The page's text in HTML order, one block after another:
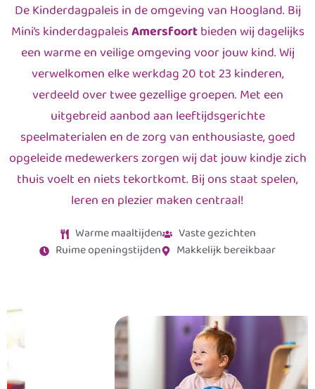
De Kinderdagpaleis in de omgeving van Hoogland. Bij
Mini’s kinderdagpaleisAmersfoortbieden wij dagelijks
een warme en veilige omgeving voor jouw kind. Wij
verwelkomen elke werkdag 20 tot 23 kinderen,
verdeeld over twee gezellige groepen. Met een
uitgebreid aanbod aan leeftijdsgerichte
speelmaterialen en de zorg van enthousiaste, goed
opgeleide medewerkers zorgen wij dat jouw kindje zich
thuis voelt en niets tekortkomt. Bij ons staat spelen,
leren en plezier maken centraal!
Warme maaltijden
Vaste gezichten
Ruime openingstijden
Makkelijk bereikbaar